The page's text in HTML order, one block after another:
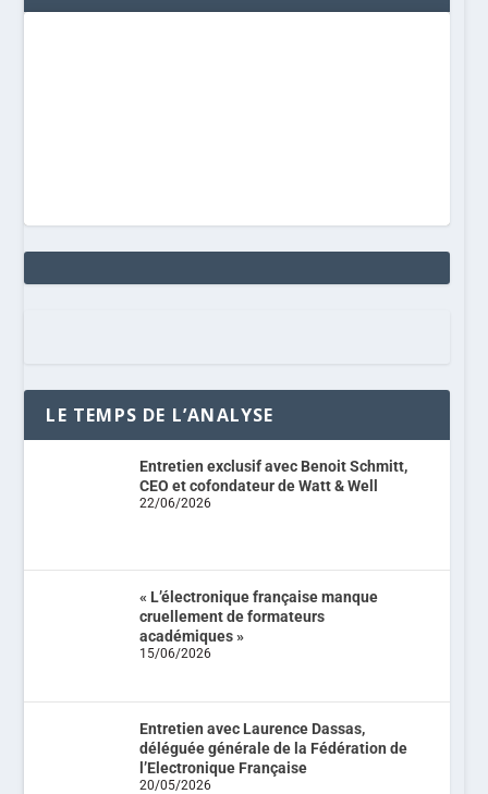
LE TEMPS DE L’ANALYSE
Entretien exclusif avec Benoit Schmitt,
CEO et cofondateur de Watt & Well
22/06/2026
« L’électronique française manque
cruellement de formateurs
académiques »
15/06/2026
Entretien avec Laurence Dassas,
déléguée générale de la Fédération de
l’Electronique Française
20/05/2026